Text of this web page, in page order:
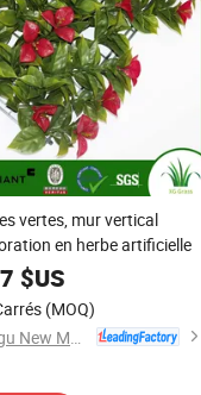
vertes, mur vertical
en herbe artificielle
$US
(MOQ)